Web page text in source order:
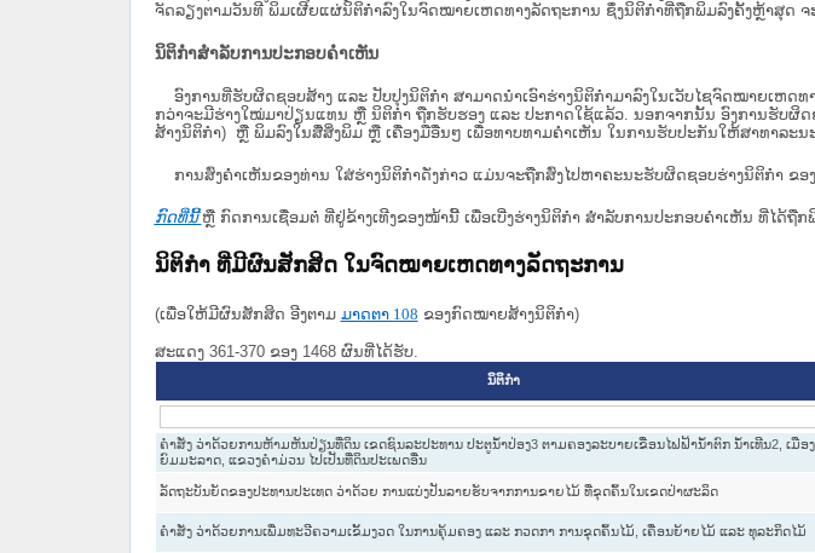
ຈັດລຽງຕາມວັນທີ ພິມເຜີຍແຜ່ນິຕິກຳລົງໃນຈົດໝາຍເຫດທາງລັດຖະການ ຊຶ່ງນິຕິກຳທີ່ຖືກພິມລົງຄັ້ງຫຼ້າສຸດ ຈ
ນິຕິກຳສຳລັບການປະກອບຄຳເຫັນ
ອົງການທີ່ຮັບຜິດຊອບສ້າງ ແລະ ປັບປຸງນິຕິກຳ ສາມາດນຳເອົາຮ່າງນິຕິກຳມາລົງໃນ​ເວັບ​ໄຊຈົດໝາຍເຫ
ກວ່າຈະມີຮ່າງໃໝ່ມາປ່ຽນແທນ ຫຼື ນິຕິກໍາ ຖືກຮັບຮອງ ແລະ ປະກາດໃຊ້ແລ້ວ. ນອກຈາກນັ້ນ ອົງການຮັບຜິດຊ
ສ້າງນິຕິກຳ) ຫຼື ພິມລົງໃນສື່ສິ່ງພິມ ຫຼື ເຄື່ອງມືອື່ນໆ ເພື່ອທາບທາມຄໍາເຫັນ ໃນການຮັບປະກັນໃຫ້ສາທາລະນ
ການສົ່ງຄໍາເຫັນຂອງທ່ານ ໃສ່ຮ່າງນິຕິກຳດັ່ງກ່າວ ແມ່ນຈະຖືກສົ່ງໄປຫາຄະນະຮັບຜິດຊອບຮ່າງນິຕິກຳ ຂອງ
ກົດທີ່ນີ້ ຫຼື ກົດການເຊື່ອມຕໍ່ ທີ່ຢູ່ຂ້າງເທີງຂອງໜ້ານີ້ ເພື່ອເບີ່ງຮ່າງນິຕິກໍາ ສໍາລັບການປະກອບຄຳເຫັນ ທີ່ໄດ້ຖື
ນິຕິກໍາ ທີ່ມີຜົນສັກສິດ ໃນຈົດໝາຍເຫດທາງລັດຖະການ
(ເພື່ອໃຫ້ມີຜົນສັກສິດ ອີງຕາມ ມາດ​ຕາ 108 ຂອງກົດໝາຍສ້າງນິຕິກໍາ)
ສະແດງ 361-370 ຂອງ 1468 ຜົນທີ່ໄດ້ຮັບ.
ນິຕິກໍາ
ຄຳສັ່ງ ວ່າດ້ວຍການຫ້າມຫັນປ່ຽນທີ່ດິນ ເຂດຊົນລະປະທານ ປະຕູນ້ຳປ່ອງ3 ຕາມຄອງລະບາຍເຂື່ອນໄຟຟ້ານ້ຳຕົກ ນ້ຳເທີນ2, ເມືອງ
ຍົມມະລາດ, ແຂວງຄຳມ່ວນ ໄປເປັນທີ່ດິນປະເພດອື່ນ
ລັດຖະບັນຍັດຂອງປະທານປະເທດ ວ່າດ້ວຍ ການແບ່ງປັນລາຍຮັບຈາກການຂາຍໄມ້ ທີ່ຂຸດຄົ້ນໃນເຂດປ່າຜະລິດ
ຄຳສັ່ງ ວ່າດ້ວຍການເພີ່ມທະວີຄວາມເຂັ້ມງວດ ໃນການຄຸ້ມຄອງ ແລະ ກວດກາ ການຂຸດຄົ້ນໄມ້, ເຄື່ອນຍ້າຍໄມ້ ແລະ ທຸລະກິດໄມ້